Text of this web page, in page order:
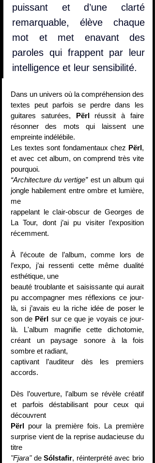
puissant et d’une clarté
remarquable, élève chaque
mot et met enavant des
paroles qui frappent par leur
intelligence et leur sensibilité.
Dans un univers où la compréhension des
textes peut parfois se perdre dans les
guitares saturées, Përl réussit à faire
résonner des mots qui laissent une
empreinte indélébile.
Les textes sont fondamentaux chez Përl,
et avec cet album, on comprend très vite
pourquoi.
“Architecture du vertige” est un album qui
jongle habilement entre ombre et lumière,
me
rappelant le clair-obscur de Georges de
La Tour, dont j’ai pu visiter l’exposition
récemment.
À l’écoute de l’album, comme lors de
l’expo, j’ai ressenti cette même dualité
esthétique, une
beauté troublante et saisissante qui aurait
pu accompagner mes réflexions ce jour-
là, si j’avais eu la riche idée de poser le
son de Përl sur ce que je voyais ce jour-
là. L'album magnifie cette dichotomie,
créant un paysage sonore à la fois
sombre et radiant,
captivant l’auditeur dès les premiers
accords.
Dès l’ouverture, l’album se révèle créatif
et parfois déstabilisant pour ceux qui
découvrent
Përl pour la première fois. La première
surprise vient de la reprise audacieuse du
titre
"Fjara" de Sólstafir, réinterprété avec brio